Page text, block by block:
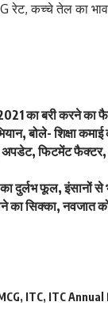
रेट,कच्चे तेल का भाव
का बरी करने का
बोले- शिक्षा कमाई
फिटमेंट फैक्टर,
दुर्लभ फूल, इंसानों से
सिक्का, नवजात
, ITC, ITC Annual